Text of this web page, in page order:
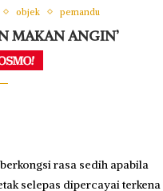
objek pemandu
MAKAN ANGIN’
rasa sedih apabila
selepas dipercayai terkena